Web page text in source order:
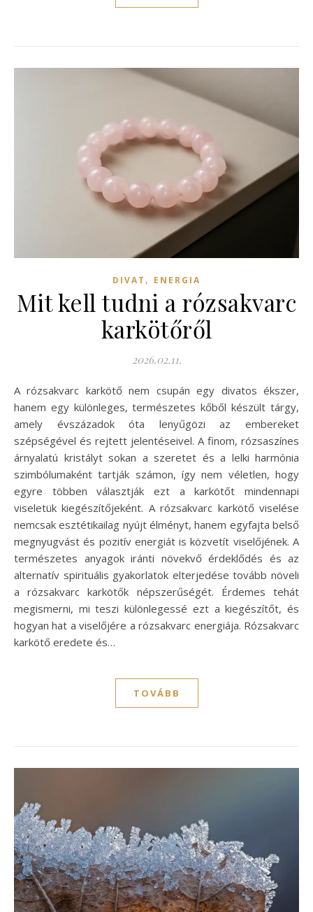
DIVAT , ENERGIA
Mit kell tudni a rózsakvarc
karkötőről
2026.02.11.
A rózsakvarc karkötő nem csupán egy divatos ékszer,
hanem egy különleges, természetes kőből készült tárgy,
amely évszázadok óta lenyűgözi az embereket
szépségével és rejtett jelentéseivel. A finom, rózsaszínes
árnyalatú kristályt sokan a szeretet és a lelki harmónia
szimbólumaként tartják számon, így nem véletlen, hogy
egyre többen választják ezt a karkötőt mindennapi
viseletük kiegészítőjeként. A rózsakvarc karkötő viselése
nemcsak esztétikailag nyújt élményt, hanem egyfajta belső
megnyugvást és pozitív energiát is közvetít viselőjének. A
természetes anyagok iránti növekvő érdeklődés és az
alternatív spirituális gyakorlatok elterjedése tovább növeli
a rózsakvarc karkötők népszerűségét. Érdemes tehát
megismerni, mi teszi különlegessé ezt a kiegészítőt, és
hogyan hat a viselőjére a rózsakvarc energiája. Rózsakvarc
karkötő eredete és…
TOVÁBB